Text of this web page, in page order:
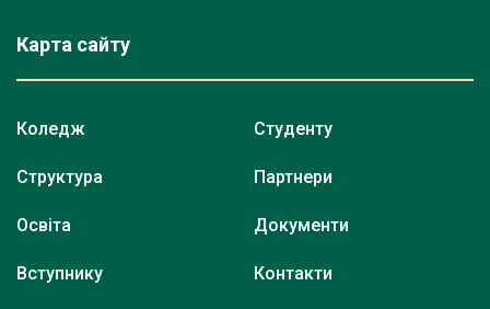
Карта сайту
Коледж
Структура
Освіта
Вступнику
Студенту
Партнери
Документи
Контакти